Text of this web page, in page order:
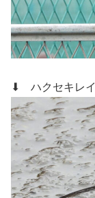
⬇ ハクセキレイ